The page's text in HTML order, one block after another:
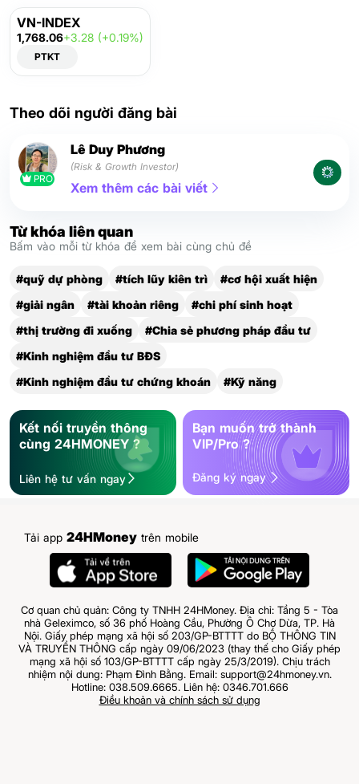
VN-INDEX
1,768.06+3.28 (+0.19%)
PTKT
Theo dõi người đăng bài
PRO
Lê Duy Phương
(Risk & Growth Investor)
Xem thêm các bài viết
Từ khóa liên quan
Bấm vào mỗi từ khóa để xem bài cùng chủ đề
#quỹ dự phòng #tích lũy kiên trì
#cơ hội xuất hiện
#giải ngân
#tài khoản riêng
#chi phí sinh hoạt
#thị trường đi xuống
#Chia sẻ phương pháp đầu tư
#Kinh nghiệm đầu tư BĐS
#Kinh nghiệm đầu tư chứng khoán
#Kỹ năng
Kết nối truyền thông
cùng 24HMONEY ?
Liên hệ tư vấn ngay
Bạn muốn trở thành
VIP/Pro ?
Đăng ký ngay
Tải app 24HMoney trên mobile
Cơ quan chủ quản: Công ty TNHH 24HMoney. Địa chỉ: Tầng 5 - Tòa
nhà Geleximco, số 36 phố Hoàng Cầu, Phường Ô Chợ Dừa, TP. Hà
Nội. Giấy phép mạng xã hội số 203/GP-BTTTT do BỘ THÔNG TIN
VÀ TRUYỀN THÔNG cấp ngày 09/06/2023 (thay thế cho Giấy phép
mạng xã hội số 103/GP-BTTTT cấp ngày 25/3/2019). Chịu trách
nhiệm nội dung: Phạm Đình Bằng. Email: support@24hmoney.vn.
Hotline: 038.509.6665. Liên hệ: 0346.701.666
Điều khoản và chính sách sử dụng